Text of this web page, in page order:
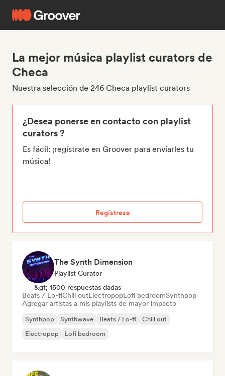
La mejor música playlist curators de
Checa
Nuestra selección de 246 Checa playlist curators
¿Desea ponerse en contacto con playlist
curators ?
Es fácil: ¡regístrate en Groover para enviarles tu
música!
Regístrese
The Synth Dimension
Playlist Curator
&gt; 1500 respuestas dadas
Beats / Lo-fiChill outElectropopLofi bedroomSynthpop
Agregar artistas a mis playlists de mayor impacto
Synthpop Synthwave Beats / Lo-fi
Chill out
Electropop
Lofi bedroom